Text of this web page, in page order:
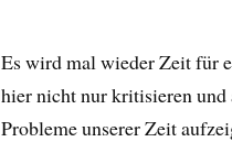
Es wird mal wieder Zeit für
hier nicht nur kritisieren und
Probleme unserer Zeit